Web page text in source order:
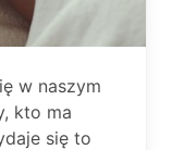
w naszym
kto ma
się to